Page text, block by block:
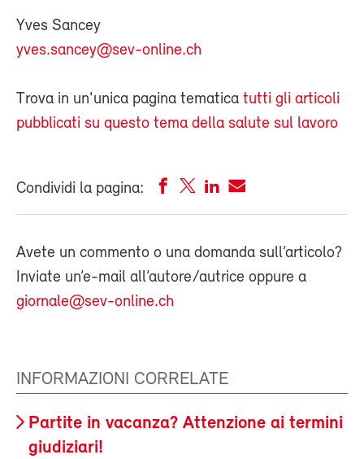
Yves Sancey
yves.sancey@sev-online.ch
Trova in un'unica pagina tematica tutti gli articoli
pubblicati su questo tema della salute sul lavoro
Condividi la pagina:
Avete un commento o una domanda sull’articolo?
Inviate un’e-mail all’autore/autrice oppure a
giornale@sev-online.ch
INFORMAZIONI CORRELATE
Partite in vacanza? Attenzione ai termini
giudiziari!